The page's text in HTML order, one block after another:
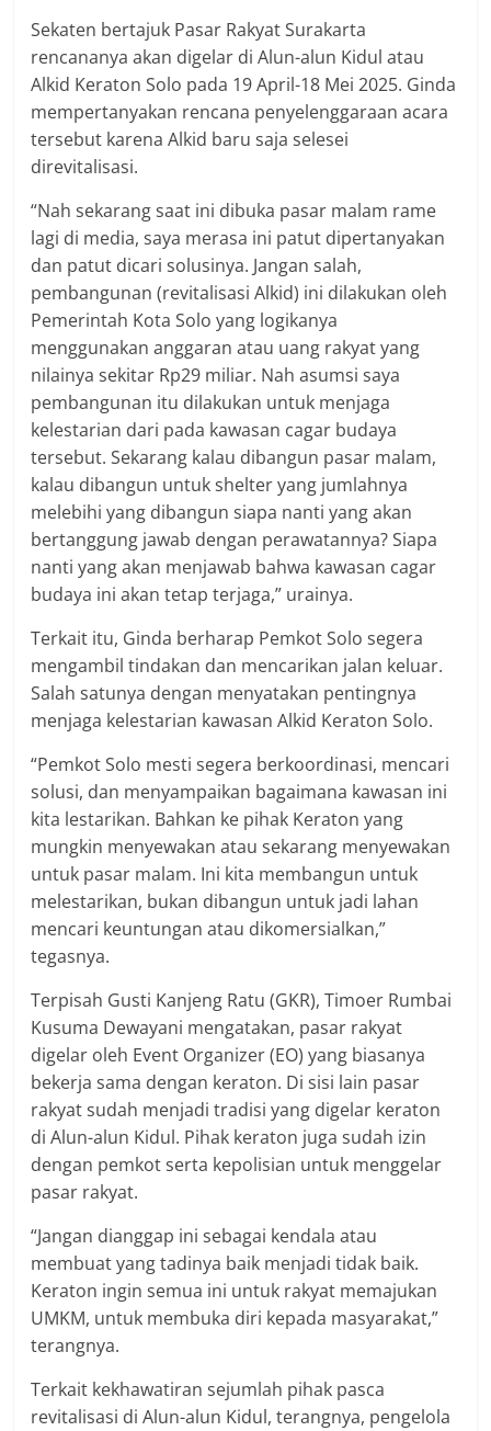
Sekaten bertajuk Pasar Rakyat Surakarta
rencananya akan digelar di Alun-alun Kidul atau
Alkid Keraton Solo pada 19 April-18 Mei 2025. Ginda
mempertanyakan rencana penyelenggaraan acara
tersebut karena Alkid baru saja selesei
direvitalisasi.
“Nah sekarang saat ini dibuka pasar malam rame
lagi di media, saya merasa ini patut dipertanyakan
dan patut dicari solusinya. Jangan salah,
pembangunan (revitalisasi Alkid) ini dilakukan oleh
Pemerintah Kota Solo yang logikanya
menggunakan anggaran atau uang rakyat yang
nilainya sekitar Rp29 miliar. Nah asumsi saya
pembangunan itu dilakukan untuk menjaga
kelestarian dari pada kawasan cagar budaya
tersebut. Sekarang kalau dibangun pasar malam,
kalau dibangun untuk shelter yang jumlahnya
melebihi yang dibangun siapa nanti yang akan
bertanggung jawab dengan perawatannya? Siapa
nanti yang akan menjawab bahwa kawasan cagar
budaya ini akan tetap terjaga,” urainya.
Terkait itu, Ginda berharap Pemkot Solo segera
mengambil tindakan dan mencarikan jalan keluar.
Salah satunya dengan menyatakan pentingnya
menjaga kelestarian kawasan Alkid Keraton Solo.
“Pemkot Solo mesti segera berkoordinasi, mencari
solusi, dan menyampaikan bagaimana kawasan ini
kita lestarikan. Bahkan ke pihak Keraton yang
mungkin menyewakan atau sekarang menyewakan
untuk pasar malam. Ini kita membangun untuk
melestarikan, bukan dibangun untuk jadi lahan
mencari keuntungan atau dikomersialkan,”
tegasnya.
Terpisah Gusti Kanjeng Ratu (GKR), Timoer Rumbai
Kusuma Dewayani mengatakan, pasar rakyat
digelar oleh Event Organizer (EO) yang biasanya
bekerja sama dengan keraton. Di sisi lain pasar
rakyat sudah menjadi tradisi yang digelar keraton
di Alun-alun Kidul. Pihak keraton juga sudah izin
dengan pemkot serta kepolisian untuk menggelar
pasar rakyat.
“Jangan dianggap ini sebagai kendala atau
membuat yang tadinya baik menjadi tidak baik.
Keraton ingin semua ini untuk rakyat memajukan
UMKM, untuk membuka diri kepada masyarakat,”
terangnya.
Terkait kekhawatiran sejumlah pihak pasca
revitalisasi di Alun-alun Kidul, terangnya, pengelola